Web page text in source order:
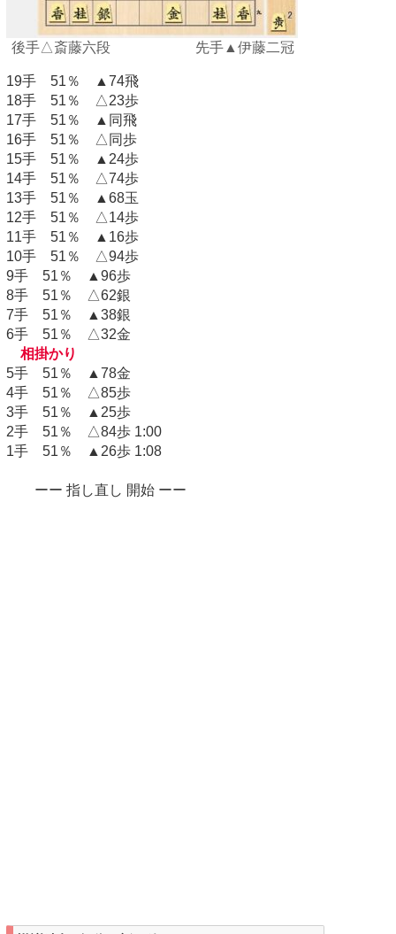
後手△斎藤六段 先手▲伊藤二冠
19手 51％ ▲74飛
18手 51％ △23歩
17手 51％ ▲同飛
16手 51％ △同歩
15手 51％ ▲24歩
14手 51％ △74歩
13手 51％ ▲68玉
12手 51％ △14歩
11手 51％ ▲16歩
10手 51％ △94歩
9手 51％ ▲96歩
8手 51％ △62銀
7手 51％ ▲38銀
6手 51％ △32金
相掛かり
5手 51％ ▲78金
4手 51％ △85歩
3手 51％ ▲25歩
2手 51％ △84歩 1:00
1手 51％ ▲26歩 1:08
ーー 指し直し 開始 ーー